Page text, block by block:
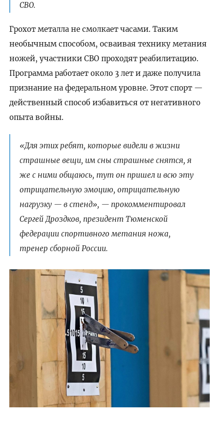
СВО.
Грохот металла не смолкает часами. Таким
необычным способом, осваивая технику метания
ножей, участники СВО проходят реабилитацию.
Программа работает около 3 лет и даже получила
признание на федеральном уровне. Этот спорт —
действенный способ избавиться от негативного
опыта войны.
«Для этих ребят, которые видели в жизни
страшные вещи, им сны страшные снятся, я
же с ними общаюсь, тут он пришел и всю эту
отрицательную эмоцию, отрицательную
нагрузку — в стенд», — прокомментировал
Сергей Дроздков, президент Тюменской
федерации спортивного метания ножа,
тренер сборной России.